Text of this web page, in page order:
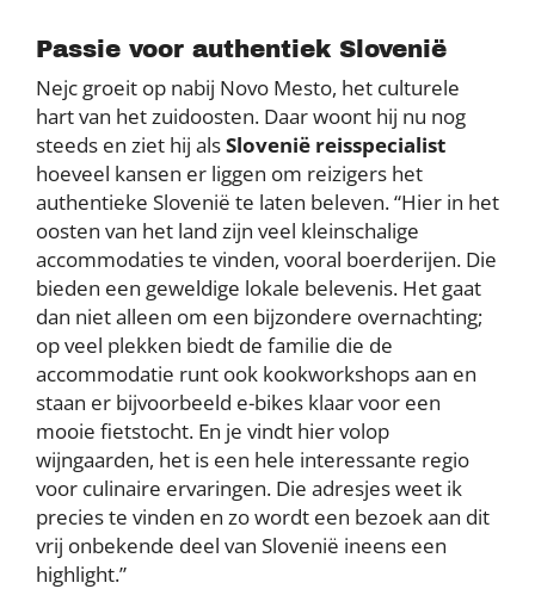
Passie voor authentiek Slovenië
Nejc groeit op nabij Novo Mesto, het culturele
hart van het zuidoosten. Daar woont hij nu nog
steeds en ziet hij alsSlovenië reisspecialist
hoeveel kansen er liggen om reizigers het
authentieke Slovenië te laten beleven. “Hier in het
oosten van het land zijn veel kleinschalige
accommodaties te vinden, vooral boerderijen. Die
bieden een geweldige lokale belevenis. Het gaat
dan niet alleen om een bijzondere overnachting;
op veel plekken biedt de familie die de
accommodatie runt ook kookworkshops aan en
staan er bijvoorbeeld e-bikes klaar voor een
mooie fietstocht. En je vindt hier volop
wijngaarden, het is een hele interessante regio
voor culinaire ervaringen. Die adresjes weet ik
precies te vinden en zo wordt een bezoek aan dit
vrij onbekende deel van Slovenië ineens een
highlight.”